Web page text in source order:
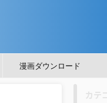
漫画ダウンロード